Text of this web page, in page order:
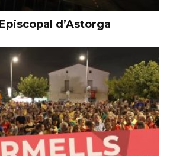
d’Astorga